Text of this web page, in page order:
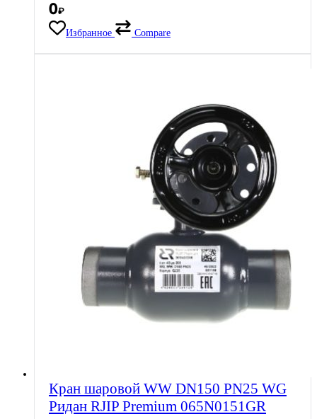
0₽
Избранное Compare
Кран шаровой WW DN150 PN25 WG
Ридан RJIP Premium 065N0151GR